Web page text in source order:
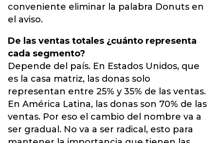
conveniente eliminar la palabra Donuts en
el aviso.
De las ventas totales ¿cuánto representa
cada segmento?
Depende del país. En Estados Unidos, que
es la casa matriz, las donas solo
representan entre 25% y 35% de las ventas.
En América Latina, las donas son 70% de las
ventas. Por eso el cambio del nombre va a
ser gradual. No va a ser radical, esto para